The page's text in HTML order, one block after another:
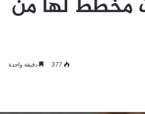
مخطط لها من
377 دقيقة واحدة